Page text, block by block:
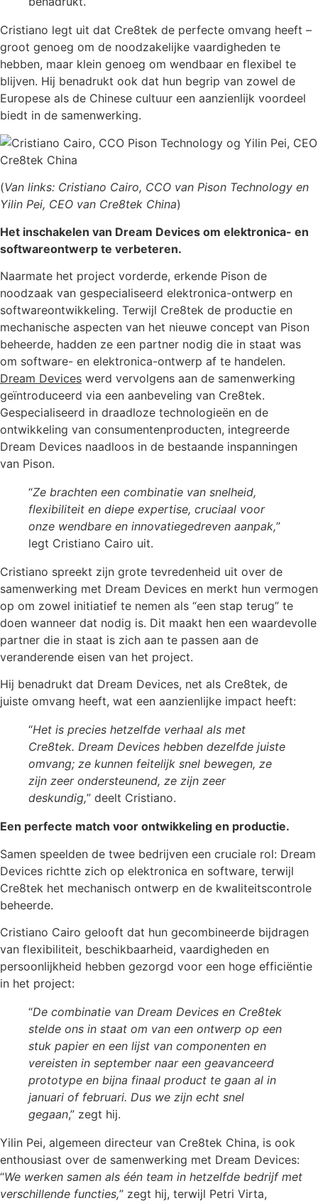
Cristiano legt uit dat Cre8tek de perfecte omvang heeft –
groot genoeg om de noodzakelijke vaardigheden te
hebben, maar klein genoeg om wendbaar en flexibel te
blijven. Hij benadrukt ook dat hun begrip van zowel de
Europese als de Chinese cultuur een aanzienlijk voordeel
biedt in de samenwerking.
(Van links: Cristiano Cairo, CCO van Pison Technology en
Yilin Pei, CEO van Cre8tek China)
Het inschakelen van Dream Devices om elektronica- en
softwareontwerp te verbeteren.
Naarmate het project vorderde, erkende Pison de
noodzaak van gespecialiseerd elektronica-ontwerp en
softwareontwikkeling. Terwijl Cre8tek de productie en
mechanische aspecten van het nieuwe concept van Pison
beheerde, hadden ze een partner nodig die in staat was
om software- en elektronica-ontwerp af te handelen.
Dream Devices werd vervolgens aan de samenwerking
geïntroduceerd via een aanbeveling van Cre8tek.
Gespecialiseerd in draadloze technologieën en de
ontwikkeling van consumentenproducten, integreerde
Dream Devices naadloos in de bestaande inspanningen
van Pison.
“Ze brachten een combinatie van snelheid,
flexibiliteit en diepe expertise, cruciaal voor
onze wendbare en innovatiegedreven aanpak,”
legt Cristiano Cairo uit.
Cristiano spreekt zijn grote tevredenheid uit over de
samenwerking met Dream Devices en merkt hun vermogen
op om zowel initiatief te nemen als “een stap terug” te
doen wanneer dat nodig is. Dit maakt hen een waardevolle
partner die in staat is zich aan te passen aan de
veranderende eisen van het project.
Hij benadrukt dat Dream Devices, net als Cre8tek, de
juiste omvang heeft, wat een aanzienlijke impact heeft:
“Het is precies hetzelfde verhaal als met
Cre8tek. Dream Devices hebben dezelfde juiste
omvang; ze kunnen feitelijk snel bewegen, ze
zijn zeer ondersteunend, ze zijn zeer
deskundig,” deelt Cristiano.
Een perfecte match voor ontwikkeling en productie.
Samen speelden de twee bedrijven een cruciale rol: Dream
Devices richtte zich op elektronica en software, terwijl
Cre8tek het mechanisch ontwerp en de kwaliteitscontrole
beheerde.
Cristiano Cairo gelooft dat hun gecombineerde bijdragen
van flexibiliteit, beschikbaarheid, vaardigheden en
persoonlijkheid hebben gezorgd voor een hoge efficiëntie
in het project:
“De combinatie van Dream Devices en Cre8tek
stelde ons in staat om van een ontwerp op een
stuk papier en een lijst van componenten en
vereisten in september naar een geavanceerd
prototype en bijna finaal product te gaan al in
januari of februari. Dus we zijn echt snel
gegaan,” zegt hij.
Yilin Pei, algemeen directeur van Cre8tek China, is ook
enthousiast over de samenwerking met Dream Devices:
“We werken samen als één team in hetzelfde bedrijf met
verschillende functies,” zegt hij, terwijl Petri Virta,